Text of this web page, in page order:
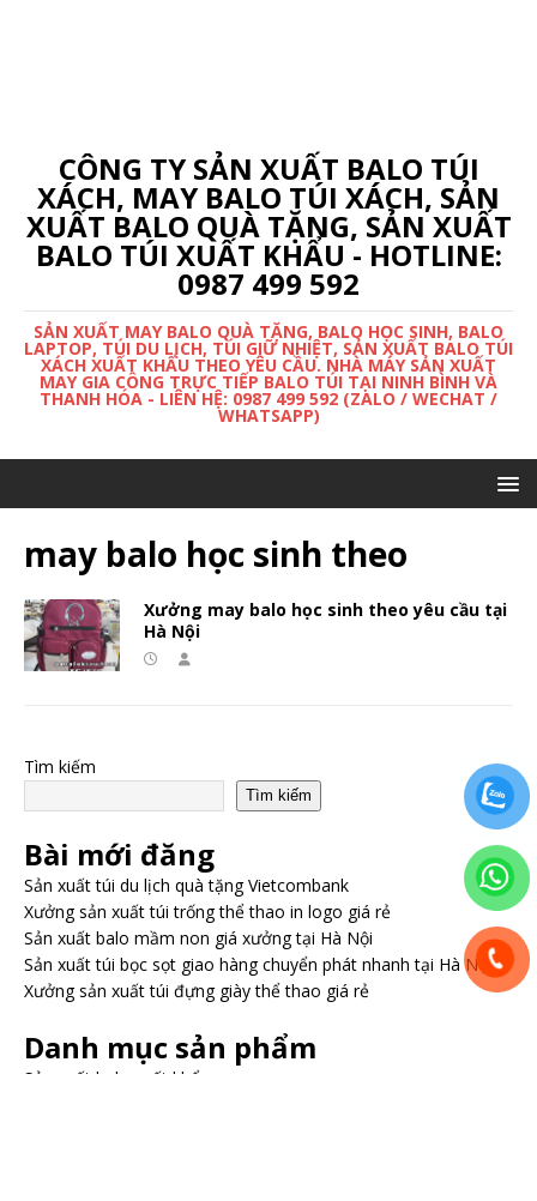
CÔNG TY SẢN XUẤT BALO TÚI
XÁCH, MAY BALO TÚI XÁCH, SẢN
XUẤT BALO QUÀ TẶNG, SẢN XUẤT
BALO TÚI XUẤT KHẨU - HOTLINE:
0987 499 592
SẢN XUẤT MAY BALO QUÀ TẶNG, BALO HỌC SINH, BALO
LAPTOP, TÚI DU LỊCH, TÚI GIỮ NHIỆT, SẢN XUẤT BALO TÚI
XÁCH XUẤT KHẨU THEO YÊU CẦU. NHÀ MÁY SẢN XUẤT
MAY GIA CÔNG TRỰC TIẾP BALO TÚI TẠI NINH BÌNH VÀ
THANH HÓA - LIÊN HỆ: 0987 499 592 (ZALO / WECHAT /
WHATSAPP)
may balo học sinh theo
Xưởng may balo học sinh theo yêu cầu tại
Hà Nội
Tìm kiếm
Tìm kiếm
Bài mới đăng
Sản xuất túi du lịch quà tặng Vietcombank
Xưởng sản xuất túi trống thể thao in logo giá rẻ
Sản xuất balo mầm non giá xưởng tại Hà Nội
Sản xuất túi bọc sọt giao hàng chuyển phát nhanh tại Hà Nội
Xưởng sản xuất túi đựng giày thể thao giá rẻ
Danh mục sản phẩm
Sản xuất balo xuất khẩu